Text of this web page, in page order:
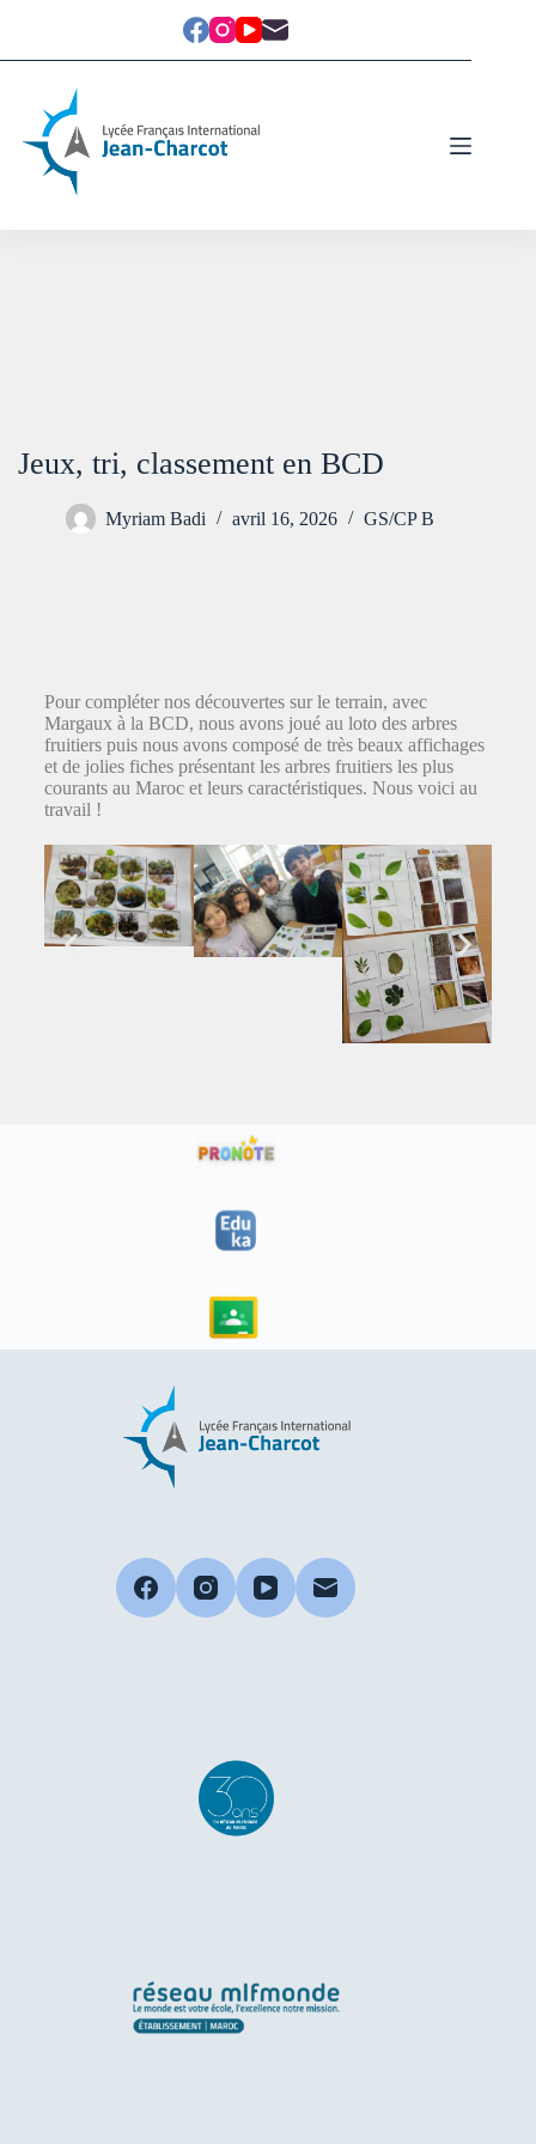
Jeux, tri, classement en BCD
Myriam Badi avril 16, 2026 GS/CP B
Pour compléter nos découvertes sur le terrain, avec
Margaux à la BCD, nous avons joué au loto des arbres
fruitiers puis nous avons composé de très beaux affichages
et de jolies fiches présentant les arbres fruitiers les plus
courants au Maroc et leurs caractéristiques. Nous voici au
travail !